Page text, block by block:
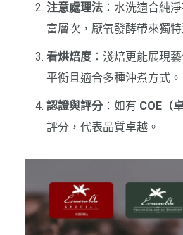
注意處理法：水洗適合純
富層次，厭氧發酵帶來獨特
看烘焙度：淺焙更能展現
平衡且適合多種沖煮方式。
認證與評分：如有 COE（
評分，代表品質卓越。